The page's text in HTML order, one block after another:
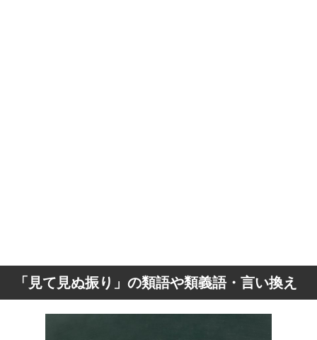
「見て見ぬ振り」の類語や類義語・言い換え